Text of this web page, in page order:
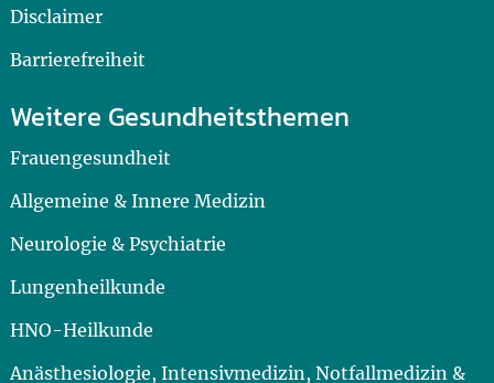
Disclaimer
Barrierefreiheit
Weitere Gesundheitsthemen
Frauengesundheit
Allgemeine & Innere Medizin
Neurologie & Psychiatrie
Lungenheilkunde
HNO-Heilkunde
Anästhesiologie, Intensivmedizin, Notfallmedizin &